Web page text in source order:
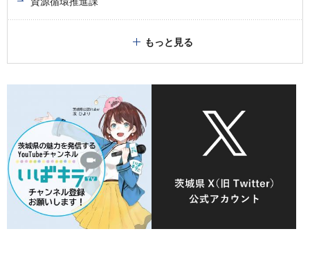
もっと見る